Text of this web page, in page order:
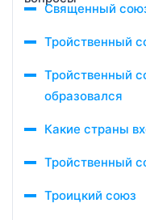
Священный
Тройственный
Тройственный
образовался
Какие страны
Тройственный
Троицкий союз